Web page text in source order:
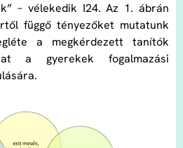
– vélekedik I24. Az 1. ábrán
függő tényezőket mutatunk
a megkérdezett tanítók
a gyerekek fogalmazási